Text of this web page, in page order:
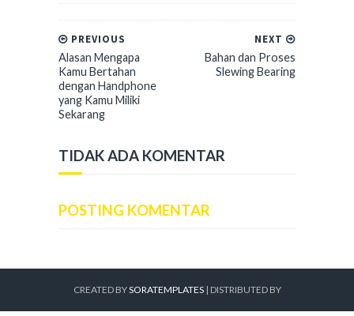
NEXT
Bahan dan Proses
Slewing Bearing
PREVIOUS
Alasan Mengapa
Kamu Bertahan
dengan Handphone
yang Kamu Miliki
Sekarang
TIDAK ADA KOMENTAR
POSTING KOMENTAR
CREATED BYSORATEMPLATES| DISTRIBUTED BY